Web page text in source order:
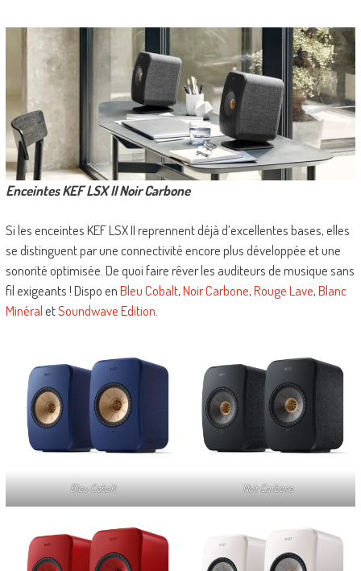
Enceintes KEF LSX II Noir Carbone
Si les enceintes KEF LSX II reprennent déjà d’excellentes bases, elles
se distinguent par une connectivité encore plus développée et une
sonorité optimisée. De quoi faire rêver les auditeurs de musique sans
fil exigeants ! Dispo enBleu Cobalt,Noir Carbone,Rouge Lave,Blanc
MinéraletSoundwave Edition
Bleu Cobalt Noir Carbone